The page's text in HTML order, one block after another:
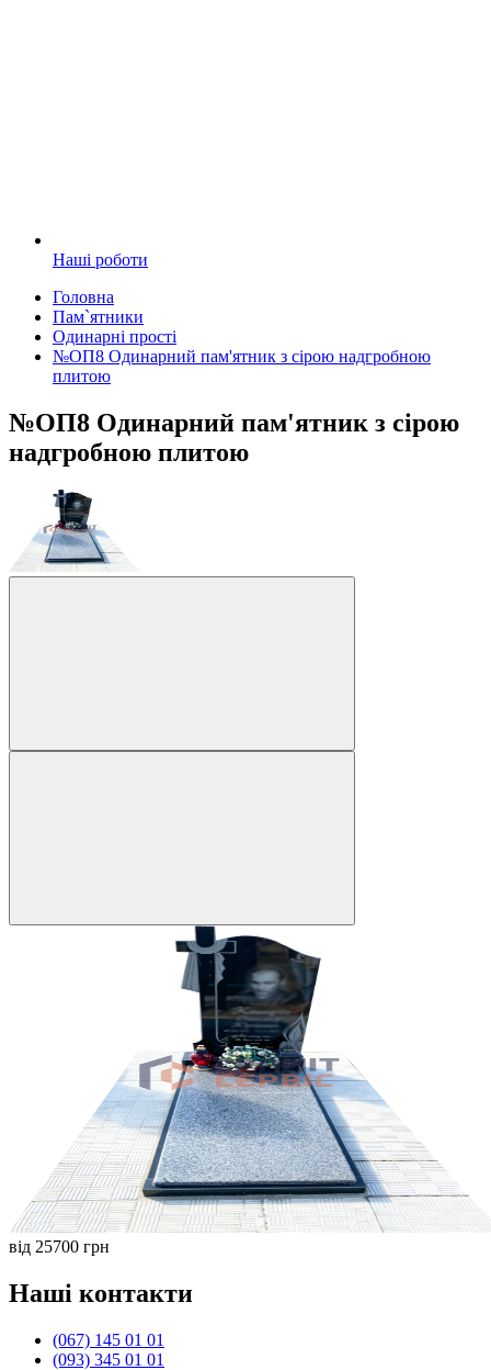
Наші роботи
Головна
Пам`ятники
Одинарні прості
№ОП8 Одинарний пам'ятник з сірою надгробною
плитою
№ОП8 Одинарний пам'ятник з сірою
надгробною плитою
від 25700 грн
Наші контакти
(067) 145 01 01
(093) 345 01 01